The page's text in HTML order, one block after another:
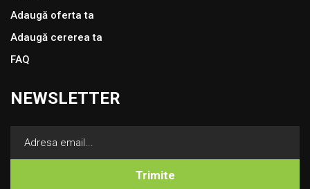
Adaugă oferta ta
Adaugă cererea ta
FAQ
NEWSLETTER
Trimite